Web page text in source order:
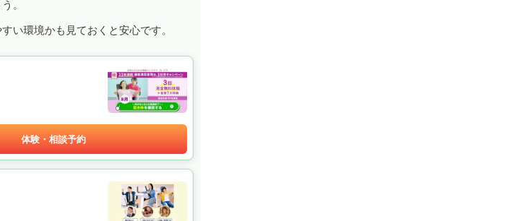
。
い環境かも見ておくと安心です。
体験・相談予約